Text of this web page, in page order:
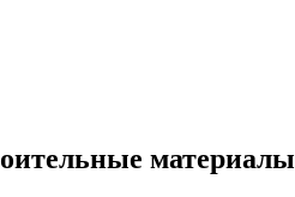
материалы